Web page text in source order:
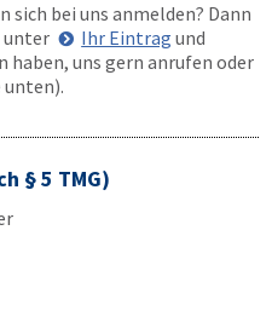
sich bei uns anmelden? Dann
unter
Ihr Eintrag und
haben, uns gern anrufen oder
§ 5 TMG)